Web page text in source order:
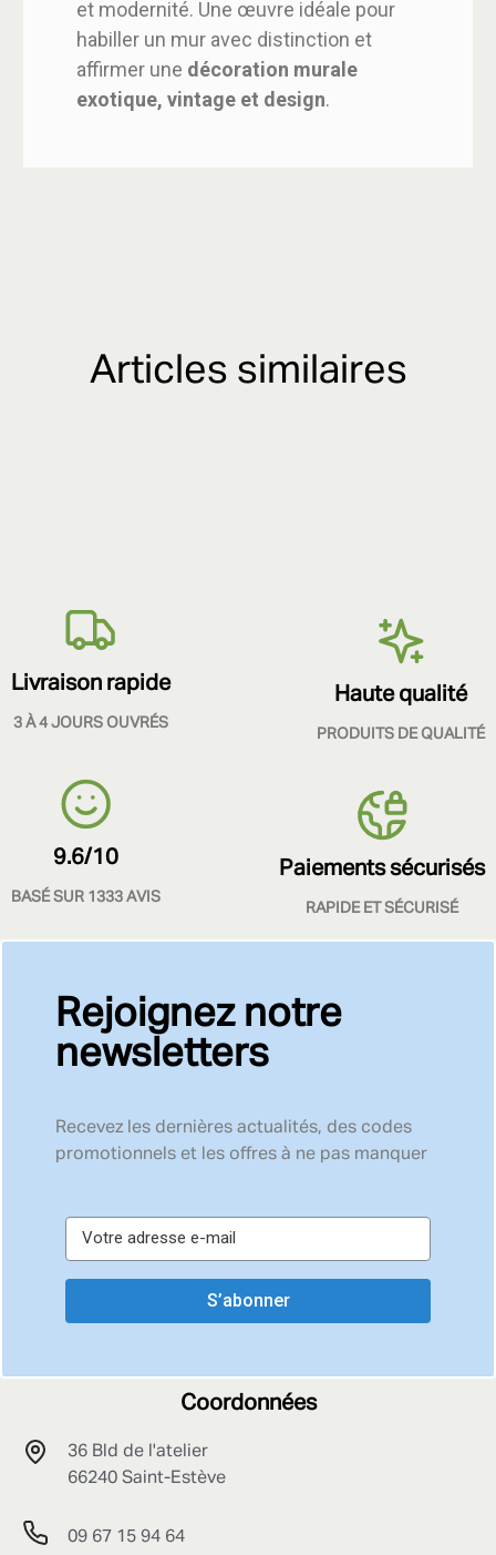
et modernité. Une œuvre idéale pour
habiller un mur avec distinction et
affirmer une décoration murale
exotique, vintage et design.
Articles similaires
Livraison rapide
3 À 4 JOURS OUVRÉS
Haute qualité
PRODUITS DE QUALITÉ
9.6/10
BASÉ SUR 1333 AVIS
Paiements sécurisés
RAPIDE ET SÉCURISÉ
Rejoignez notre
newsletters
Recevez les dernières actualités, des codes
promotionnels et les offres à ne pas manquer
S’abonner
Coordonnées
36 Bld de l'atelier
66240 Saint-Estève
09 67 15 94 64